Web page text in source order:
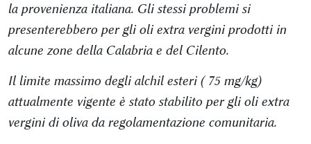
la provenienza italiana. Gli stessi problemi si
presenterebbero per gli oli extra vergini prodotti in
alcune zone della Calabria e del Cilento.
Il limite massimo degli alchil esteri ( 75 mg/kg)
attualmente vigente è stato stabilito per gli oli extra
vergini di oliva da regolamentazione comunitaria.